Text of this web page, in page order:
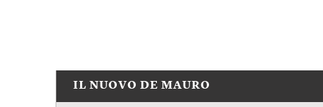
IL NUOVO DE MAURO